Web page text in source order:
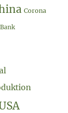
Corona